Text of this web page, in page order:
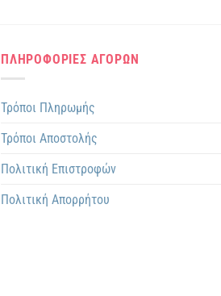
ΠΛΗΡΟΦΟΡΙΕΣ ΑΓΟΡΩΝ
Τρόποι Πληρωμής
Τρόποι Αποστολής
Πολιτική Επιστροφών
Πολιτική Απορρήτου